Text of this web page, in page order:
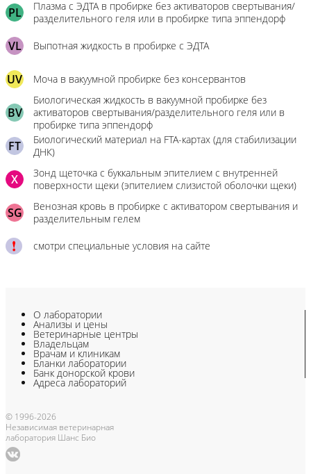
PL
Плазма с ЭДТА в пробирке без активаторов свертывания/
разделительного геля или в пробирке типа эппендорф
VL Выпотная жидкость в пробирке с ЭДТА
UV Моча в вакуумной пробирке без консервантов
BV
Биологическая жидкость в вакуумной пробирке без
активаторов свертывания/разделительного геля или в
пробирке типа эппендорф
FT
Биологический материал на FTA-картах (для стабилизации
ДНК)
X
Зонд щеточка с буккальным эпителием с внутренней
поверхности щеки (эпителием слизистой оболочки щеки)
SG
Венозная кровь в пробирке с активатором свертывания и
разделительным гелем
смотри специальные условия на сайте
О лаборатории
Анализы и цены
Ветеринарные центры
Владельцам
Врачам и клиникам
Бланки лаборатории
Банк донорской крови
Адреса лабораторий
© 1996-2026
Независимая ветеринарная
лаборатория Шанс Био